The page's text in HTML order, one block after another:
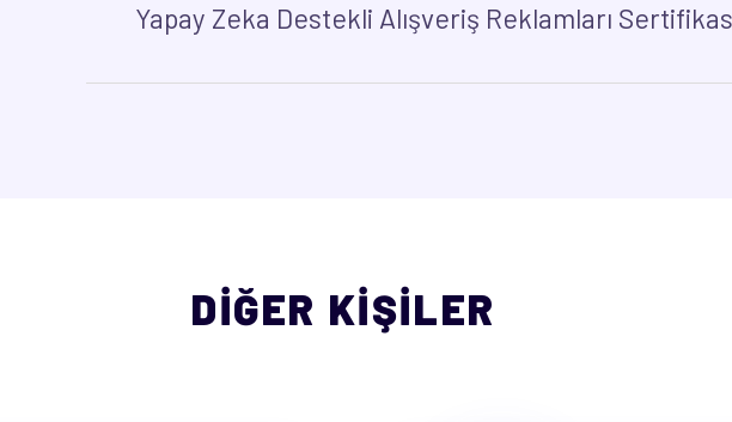
Yapay Zeka Destekli Alışveriş Reklamları
DİĞER KİŞİLER